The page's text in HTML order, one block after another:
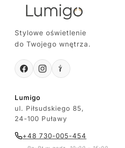
Stylowe oświetlenie
do Twojego wnętrza.
Lumigo
ul. Piłsudskiego 85,
24-100 Puławy
+48 730-005-454